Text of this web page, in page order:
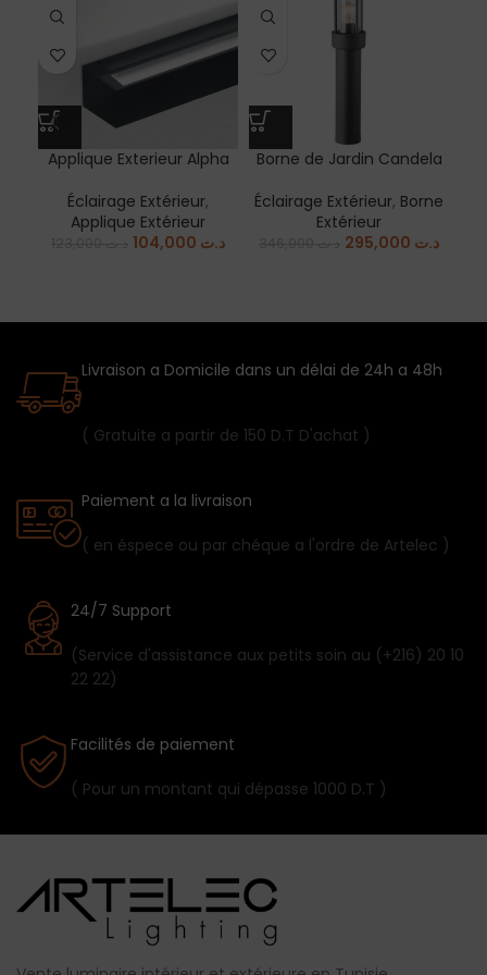
Applique Exterieur Alpha
Éclairage Extérieur,
Applique Extérieur
د.ت
Borne de Jardin Candela
Éclairage Extérieur, Borne
Extérieur
د.ت
Livraison a Domicile dans un délai de 24h a 48h
( Gratuite a partir de 150 D.T D'achat )
Paiement a la livraison
( en éspece ou par chéque a l'ordre de Artelec )
24/7 Support
(Service d'assistance aux petits soin au (+216) 20 10
22 22)
Facilités de paiement
( Pour un montant qui dépasse 1000 D.T )